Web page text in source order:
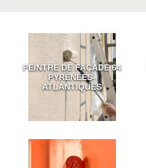
PEINTRE DE FAÇADE 64
PYRÉNÉES-
ATLANTIQUES